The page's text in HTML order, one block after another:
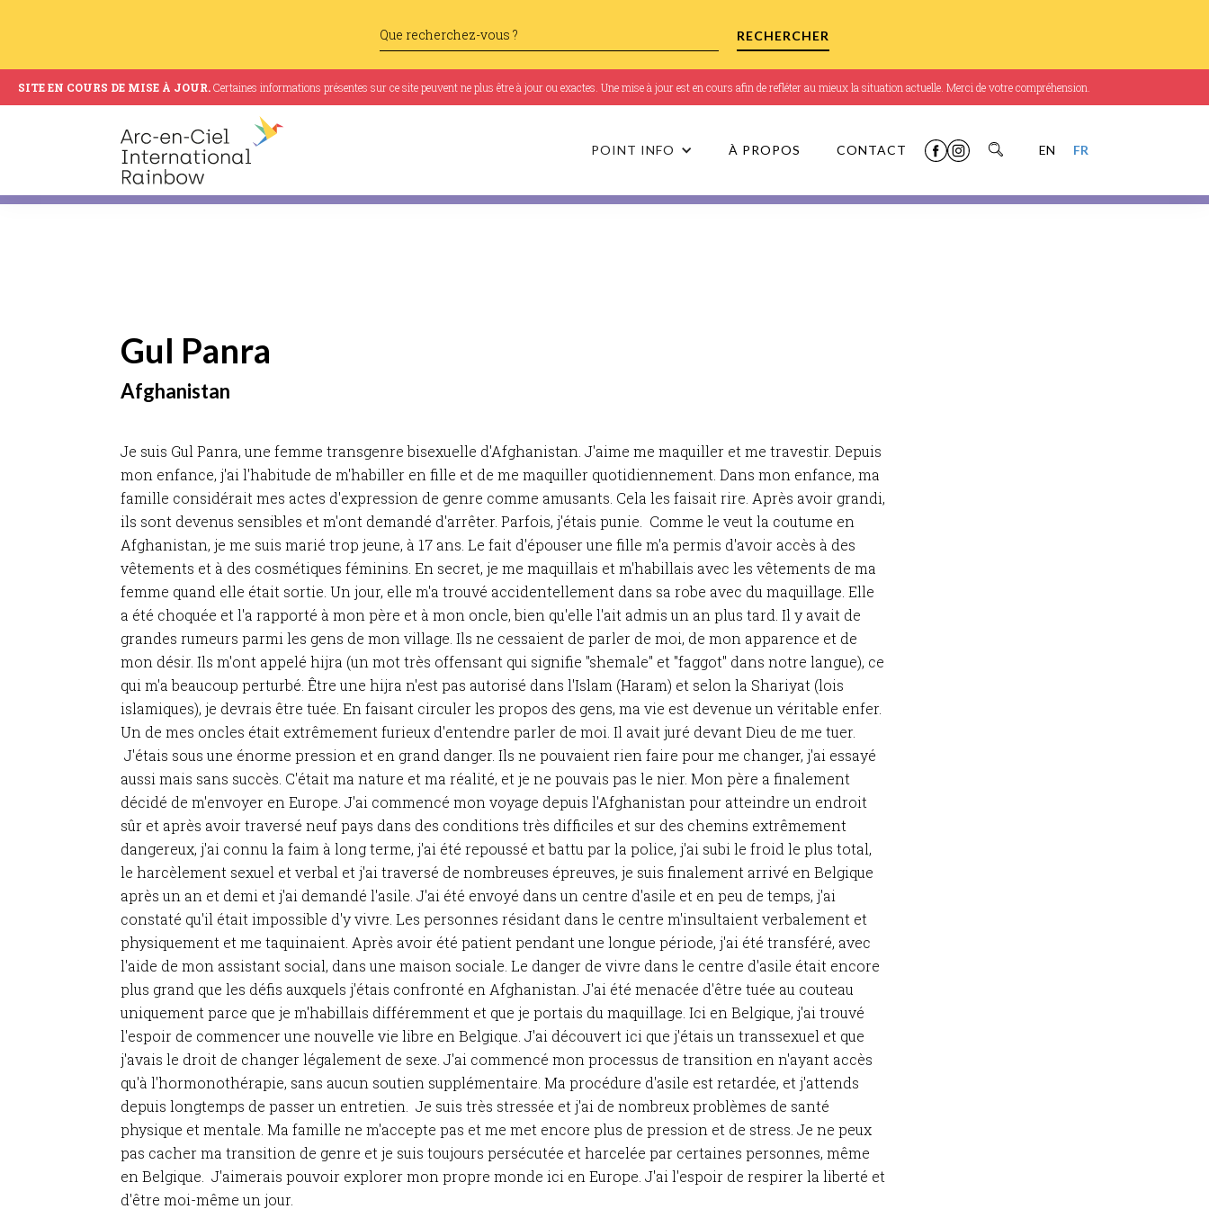
SITE EN COURS DE MISE À JOUR.Certaines informations présentes sur ce site peuvent ne plus être à jour ou exactes. Une mise à jour est en cours afin de refléter au mieux la situation actuelle. Merci de votre compréhension.
POINT INFO À PROPOS CONTACT EN FR
Gul Panra
Afghanistan
Je suis Gul Panra, une femme transgenre bisexuelle d'Afghanistan. J'aime me maquiller et me travestir. Depuis
mon enfance, j'ai l'habitude de m'habiller en fille et de me maquiller quotidiennement. Dans mon enfance, ma
famille considérait mes actes d'expression de genre comme amusants. Cela les faisait rire. Après avoir grandi,
ils sont devenus sensibles et m'ont demandé d'arrêter. Parfois, j'étais punie. Comme le veut la coutume en
Afghanistan, je me suis marié trop jeune, à 17 ans. Le fait d'épouser une fille m'a permis d'avoir accès à des
vêtements et à des cosmétiques féminins. En secret, je me maquillais et m'habillais avec les vêtements de ma
femme quand elle était sortie. Un jour, elle m'a trouvé accidentellement dans sa robe avec du maquillage. Elle
a été choquée et l'a rapporté à mon père et à mon oncle, bien qu'elle l'ait admis un an plus tard. Il y avait de
grandes rumeurs parmi les gens de mon village. Ils ne cessaient de parler de moi, de mon apparence et de
mon désir. Ils m'ont appelé hijra (un mot très offensant qui signifie "shemale" et "faggot" dans notre langue), ce
qui m'a beaucoup perturbé. Être une hijra n'est pas autorisé dans l'Islam (Haram) et selon la Shariyat (lois
islamiques), je devrais être tuée. En faisant circuler les propos des gens, ma vie est devenue un véritable enfer.
Un de mes oncles était extrêmement furieux d'entendre parler de moi. Il avait juré devant Dieu de me tuer.
J'étais sous une énorme pression et en grand danger. Ils ne pouvaient rien faire pour me changer, j'ai essayé
aussi mais sans succès. C'était ma nature et ma réalité, et je ne pouvais pas le nier. Mon père a finalement
décidé de m'envoyer en Europe. J'ai commencé mon voyage depuis l'Afghanistan pour atteindre un endroit
sûr et après avoir traversé neuf pays dans des conditions très difficiles et sur des chemins extrêmement
dangereux, j'ai connu la faim à long terme, j'ai été repoussé et battu par la police, j'ai subi le froid le plus total,
le harcèlement sexuel et verbal et j'ai traversé de nombreuses épreuves, je suis finalement arrivé en Belgique
après un an et demi et j'ai demandé l'asile. J'ai été envoyé dans un centre d'asile et en peu de temps, j'ai
constaté qu'il était impossible d'y vivre. Les personnes résidant dans le centre m'insultaient verbalement et
physiquement et me taquinaient. Après avoir été patient pendant une longue période, j'ai été transféré, avec
l'aide de mon assistant social, dans une maison sociale. Le danger de vivre dans le centre d'asile était encore
plus grand que les défis auxquels j'étais confronté en Afghanistan. J'ai été menacée d'être tuée au couteau
uniquement parce que je m'habillais différemment et que je portais du maquillage. Ici en Belgique, j'ai trouvé
l'espoir de commencer une nouvelle vie libre en Belgique. J'ai découvert ici que j'étais un transsexuel et que
j'avais le droit de changer légalement de sexe. J'ai commencé mon processus de transition en n'ayant accès
qu'à l'hormonothérapie, sans aucun soutien supplémentaire. Ma procédure d'asile est retardée, et j'attends
depuis longtemps de passer un entretien. Je suis très stressée et j'ai de nombreux problèmes de santé
physique et mentale. Ma famille ne m'accepte pas et me met encore plus de pression et de stress. Je ne peux
pas cacher ma transition de genre et je suis toujours persécutée et harcelée par certaines personnes, même
en Belgique. J'aimerais pouvoir explorer mon propre monde ici en Europe. J'ai l'espoir de respirer la liberté et
d'être moi-même un jour.